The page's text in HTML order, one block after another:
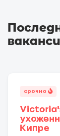
срочно
Кипре